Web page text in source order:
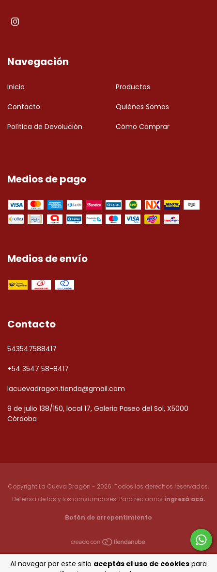
Al navegar por este sitio aceptás el uso de cookies para
Navegación
Inicio Productos
Contacto Quiénes Somos
Política de Devolución Cómo Comprar
Medios de pago
Medios de envío
Contacto
543547588417
+54 3547 58-8417
lacuevadragon.tienda@gmail.com
9 de julio 138/150, local 17, Galeria Paseo del Sol, X5000
Córdoba
Copyright La Cueva Dragón - 2026. Todos los derechos reservados.
Defensa de las y los consumidores. Para reclamos ingresá acá.
Botón de arrepentimiento